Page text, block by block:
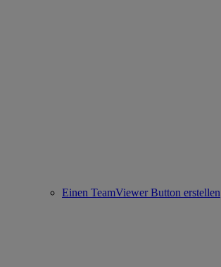
Einen TeamViewer Button erstellen